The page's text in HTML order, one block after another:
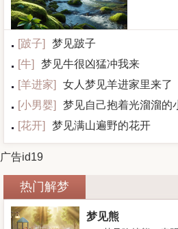
[跛子]
梦见跛子
[牛]
梦见牛很凶猛冲我来
[羊进家]
女人梦见羊进家里来了
[小男婴]
梦见自己抱着光溜溜的
[花开] 梦见满山遍野的花开
广告id19
热门解梦
梦见熊